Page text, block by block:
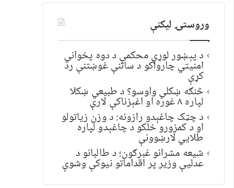
وروستۍ ليکنې
د پېښور لوړې محکمې د دوه پخواني
امنیتي چارواکو د ساتنې غوښتنې رد
کړې
څنګه ښکلي واوسو؟ د طبیعي ښکلا
لپاره ۸ غوره او اغېزناکې لارې
د چټک چاغېدو رازونه: د وزن زیاتولو
او د کمزورو خلکو د چاغېدو لپاره
طلایي لارښوونې
شیعه مشرانو غبرګون؛ د طالبانو د
عدلیې وزیر پر اقداماتو نیوکې وشوې